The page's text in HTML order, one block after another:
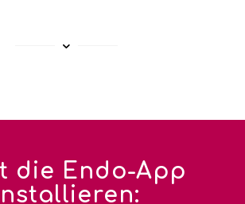
die Endo-App